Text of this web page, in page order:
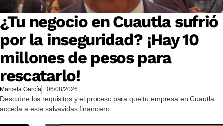
¿Tu negocio en Cuautla sufrió
por la inseguridad? ¡Hay 10
millones de pesos para
rescatarlo!
Marcela García 06/08/2026
Descubre los requisitos y el proceso para que tu empresa en Cuautla
acceda a este salvavidas financiero